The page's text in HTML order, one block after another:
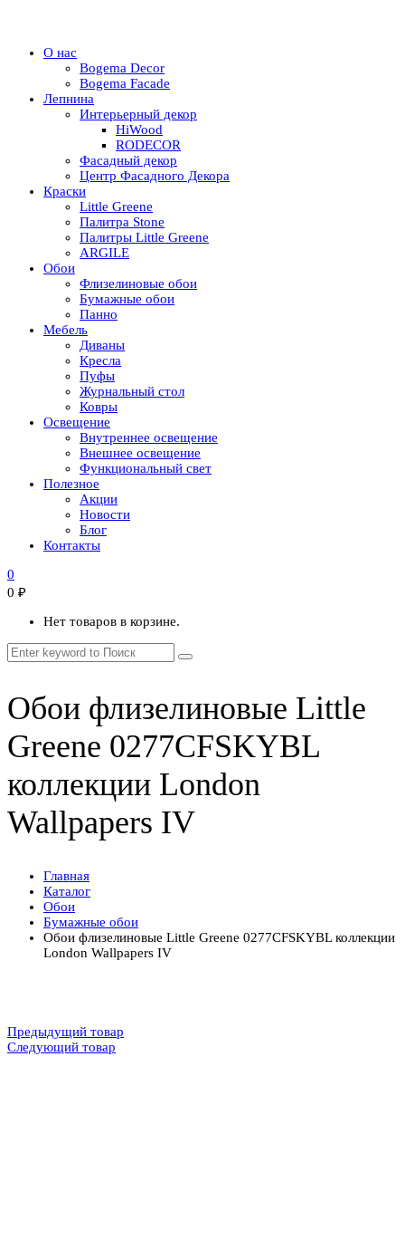
О нас
Bogema Decor
Bogema Facade
Лепнина
Интерьерный декор
HiWood
RODECOR
Фасадный декор
Центр Фасадного Декора
Краски
Little Greene
Палитра Stone
Палитры Little Greene
ARGILE
Обои
Флизелиновые обои
Бумажные обои
Панно
Мебель
Диваны
Кресла
Пуфы
Журнальный стол
Ковры
Освещение
Внутреннее освещение
Внешнее освещение
Функциональный свет
Полезное
Акции
Новости
Блог
Контакты
0
0 ₽
Нет товаров в корзине.
Обои флизелиновые Little
Greene 0277CFSKYBL
коллекции London
Wallpapers IV
Главная
Каталог
Обои
Бумажные обои
Обои флизелиновые Little Greene 0277CFSKYBL коллекции
London Wallpapers IV
Предыдущий товар
Следующий товар